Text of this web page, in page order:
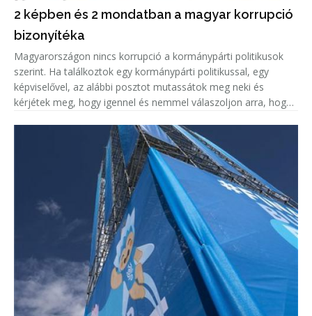
2 képben és 2 mondatban a magyar korrupció
bizonyítéka
Magyarországon nincs korrupció a kormánypárti politikusok
szerint. Ha találkoztok egy kormánypárti politikussal, egy
képviselővel, az alábbi posztot mutassátok meg neki és
kérjétek meg, hogy igennel és nemmel válaszoljon arra, hogy